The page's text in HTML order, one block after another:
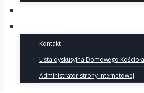
Kontakt
Lista dyskusyjna Domowego Kościoła
Administrator strony internetowej